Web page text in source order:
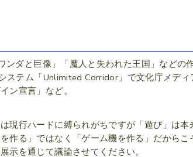
ダと巨像」「魔人と失われた王国」などの
ステム「Unlimited Corridor」で文化庁メデ
ン宣言」など。
現行ハードに縛られがちですが「遊び」は
作る」ではなく「ゲーム機を作る」だからこ
示を通じて議論させてください。